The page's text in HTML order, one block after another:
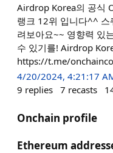
Airdrop Korea의 공식
랭크 12위 입니다^^ 스
려보아요~~ 영향력 있
수 있기를! Airdrop
https://t.me/
4/20/2024, 4:21:17
9 replies 7 recasts
Onchain profile
Ethereum